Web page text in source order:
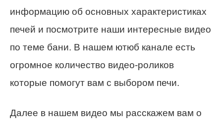
информацию об основных характеристиках
печей и посмотрите наши интересные видео
по теме бани. В нашем ютюб канале есть
огромное количество видео-роликов
которые помогут вам с выбором печи.
Далее в нашем видео мы расскажем вам о